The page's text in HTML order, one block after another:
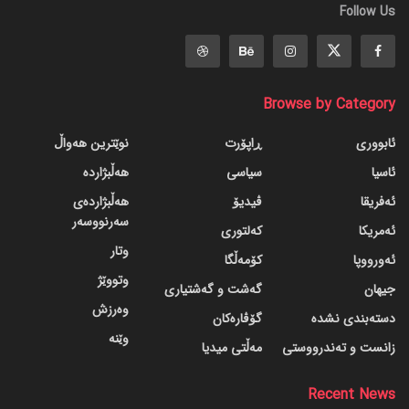
Follow Us
Browse by Category
ئابووری
ئاسیا
ئەفریقا
ئەمریکا
ئەورووپا
جیهان
دسته‌بندی نشده
زانست و تەندرووستی
ڕاپۆرت
سیاسی
ڤیدیۆ
کەلتوری
کۆمەڵگا
گه‌شت و گه‌شتیاری
گۆڤاره‌کان
مەڵتی میدیا
نوێترین هەواڵ
هەڵبژاردە
هەڵبژاردەی
سەرنووسەر
وتار
وتووێژ
وەرزش
وێنە
Recent News